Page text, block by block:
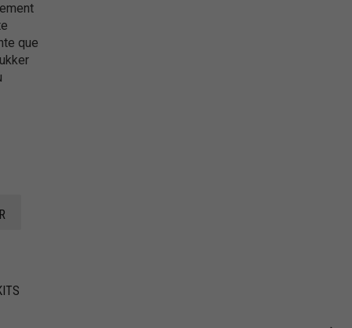
que